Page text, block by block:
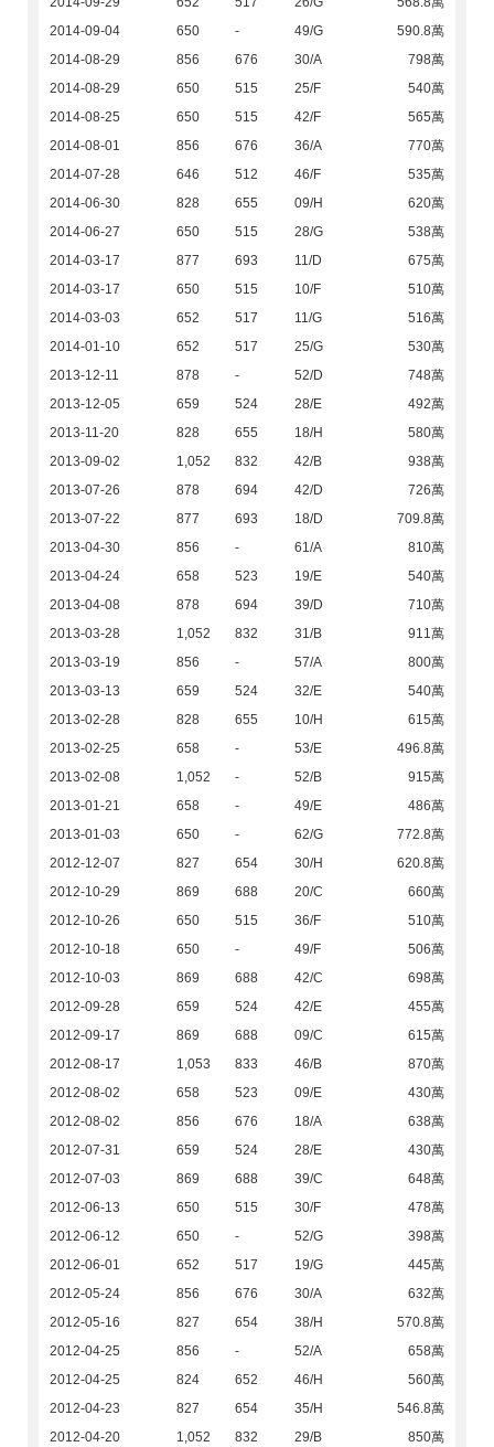
2014-09-04
650 - 49/G
590.8萬
2014-08-29
856 676 30/A
798萬
2014-08-29
650 515 25/F
540萬
2014-08-25
650 515 42/F
565萬
2014-08-01
856 676 36/A
770萬
2014-07-28
646 512 46/F
535萬
2014-06-30
828 655 09/H
620萬
2014-06-27
650 515 28/G
538萬
2014-03-17
877 693 11/D
675萬
2014-03-17
650 515 10/F
510萬
2014-03-03
652 517 11/G
516萬
2014-01-10
652 517 25/G
530萬
2013-12-11
878 - 52/D
748萬
2013-12-05
659 524 28/E
492萬
2013-11-20
828 655 18/H
580萬
2013-09-02
1,052 832 42/B
938萬
2013-07-26
878 694 42/D
726萬
2013-07-22
877 693 18/D
709.8萬
2013-04-30
856 - 61/A
810萬
2013-04-24
658 523 19/E
540萬
2013-04-08
878 694 39/D
710萬
2013-03-28
1,052 832 31/B
911萬
2013-03-19
856 - 57/A
800萬
2013-03-13
659 524 32/E
540萬
2013-02-28
828 655 10/H
615萬
2013-02-25
658 - 53/E
496.8萬
2013-02-08
1,052 - 52/B
915萬
2013-01-21
658 - 49/E
486萬
2013-01-03
650 - 62/G
772.8萬
2012-12-07
827 654 30/H
620.8萬
2012-10-29
869 688 20/C
660萬
2012-10-26
650 515 36/F
510萬
2012-10-18
650 - 49/F
506萬
2012-10-03
869 688 42/C
698萬
2012-09-28
659 524 42/E
455萬
2012-09-17
869 688 09/C
615萬
2012-08-17
1,053 833 46/B
870萬
2012-08-02
658 523 09/E
430萬
2012-08-02
856 676 18/A
638萬
2012-07-31
659 524 28/E
430萬
2012-07-03
869 688 39/C
648萬
2012-06-13
650 515 30/F
478萬
2012-06-12
650 - 52/G
398萬
2012-06-01
652 517 19/G
445萬
2012-05-24
856 676 30/A
632萬
2012-05-16
827 654 38/H
570.8萬
2012-04-25
856 - 52/A
658萬
2012-04-25
824 652 46/H
560萬
2012-04-23
827 654 35/H
546.8萬
2012-04-20
1,052 832 29/B 850萬